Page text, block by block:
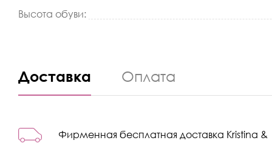
Высота обуви:
Доставка Оплата
Фирменная бесплатная доставка Kristina &